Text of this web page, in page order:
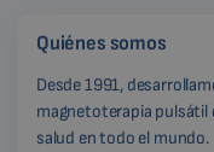
Quiénes somos
Desde 1991,
magnetoterapia pulsátil
salud en todo el mundo.